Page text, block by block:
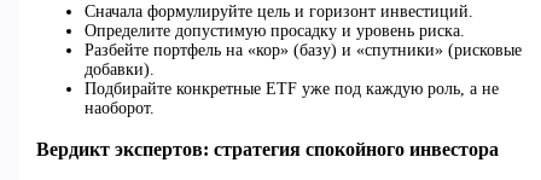
Сначала формулируйте цель и горизонт инвестиций.
Определите допустимую просадку и уровень риска.
Разбейте портфель на «кор» (базу) и «спутники» (рисковые
добавки).
Подбирайте конкретные ETF уже под каждую роль, а не
наоборот.
Вердикт экспертов: стратегия спокойного инвестора